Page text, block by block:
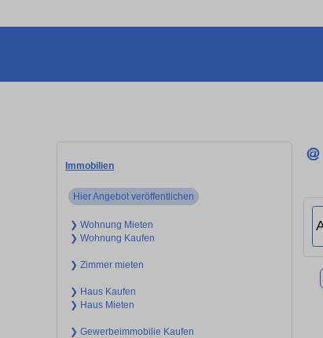
Immobilien
Hier Angebot veröffentlichen
❯ Wohnung Mieten
❯ Wohnung Kaufen
❯ Zimmer mieten
❯ Haus Kaufen
❯ Haus Mieten
❯ Gewerbeimmobilie Kaufen